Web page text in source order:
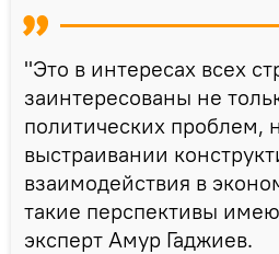
"Это в интересах всех
заинтересованы не
политических проблем,
выстраивании
взаимодействия в
такие перспективы
эксперт Амур Гаджиев.